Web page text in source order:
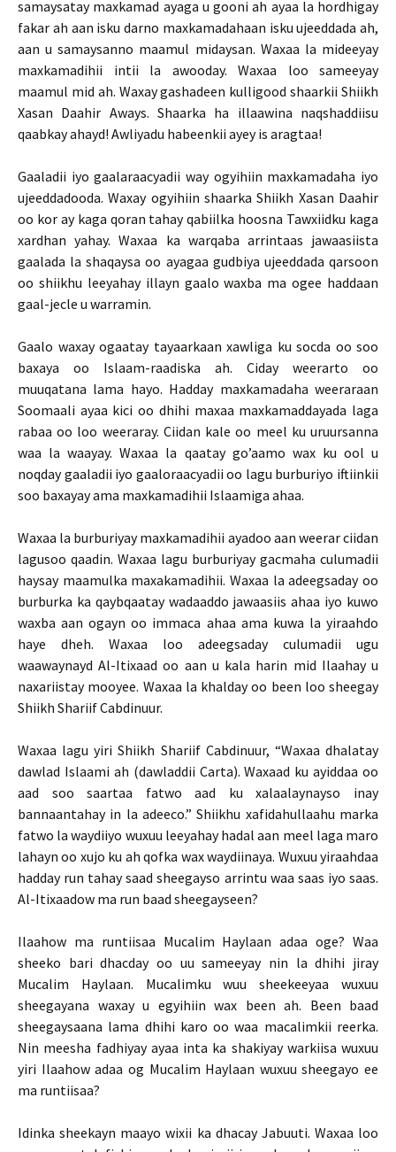
samaysatay maxkamad ayaga u gooni ah ayaa la hordhigay
fakar ah aan isku darno maxkamadahaan isku ujeeddada ah,
aan u samaysanno maamul midaysan. Waxaa la mideeyay
maxkamadihii intii la awooday. Waxaa loo sameeyay
maamul mid ah. Waxay gashadeen kulligood shaarkii Shiikh
Xasan Daahir Aways. Shaarka ha illaawina naqshaddiisu
qaabkay ahayd! Awliyadu habeenkii ayey is aragtaa!
Gaaladii iyo gaalaraacyadii way ogyihiin maxkamadaha iyo
ujeeddadooda. Waxay ogyihiin shaarka Shiikh Xasan Daahir
oo kor ay kaga qoran tahay qabiilka hoosna Tawxiidku kaga
xardhan yahay. Waxaa ka warqaba arrintaas jawaasiista
gaalada la shaqaysa oo ayagaa gudbiya ujeeddada qarsoon
oo shiikhu leeyahay illayn gaalo waxba ma ogee haddaan
gaal-jecle u warramin.
Gaalo waxay ogaatay tayaarkaan xawliga ku socda oo soo
baxaya oo Islaam-raadiska ah. Ciday weerarto oo
muuqatana lama hayo. Hadday maxkamadaha weeraraan
Soomaali ayaa kici oo dhihi maxaa maxkamaddayada laga
rabaa oo loo weeraray. Ciidan kale oo meel ku uruursanna
waa la waayay. Waxaa la qaatay go’aamo wax ku ool u
noqday gaaladii iyo gaaloraacyadii oo lagu burburiyo iftiinkii
soo baxayay ama maxkamadihii Islaamiga ahaa.
Waxaa la burburiyay maxkamadihii ayadoo aan weerar ciidan
lagusoo qaadin. Waxaa lagu burburiyay gacmaha culumadii
haysay maamulka maxakamadihii. Waxaa la adeegsaday oo
burburka ka qaybqaatay wadaaddo jawaasiis ahaa iyo kuwo
waxba aan ogayn oo immaca ahaa ama kuwa la yiraahdo
haye dheh. Waxaa loo adeegsaday culumadii ugu
waawaynayd Al-Itixaad oo aan u kala harin mid Ilaahay u
naxariistay mooyee. Waxaa la khalday oo been loo sheegay
Shiikh Shariif Cabdinuur.
Waxaa lagu yiri Shiikh Shariif Cabdinuur, “Waxaa dhalatay
dawlad Islaami ah (dawladdii Carta). Waxaad ku ayiddaa oo
aad soo saartaa fatwo aad ku xalaalaynayso inay
bannaantahay in la adeeco.” Shiikhu xafidahullaahu marka
fatwo la waydiiyo wuxuu leeyahay hadal aan meel laga maro
lahayn oo xujo ku ah qofka wax waydiinaya. Wuxuu yiraahdaa
hadday run tahay saad sheegayso arrintu waa saas iyo saas.
Al-Itixaadow ma run baad sheegayseen?
Ilaahow ma runtiisaa Mucalim Haylaan adaa oge? Waa
sheeko bari dhacday oo uu sameeyay nin la dhihi jiray
Mucalim Haylaan. Mucalimku wuu sheekeeyaa wuxuu
sheegayana waxay u egyihiin wax been ah. Been baad
sheegaysaana lama dhihi karo oo waa macalimkii reerka.
Nin meesha fadhiyay ayaa inta ka shakiyay warkiisa wuxuu
yiri Ilaahow adaa og Mucalim Haylaan wuxuu sheegayo ee
ma runtiisaa?
Idinka sheekayn maayo wixii ka dhacay Jabuuti. Waxaa loo